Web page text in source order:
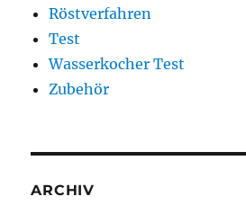
Röstverfahren
Test
Wasserkocher Test
Zubehör
ARCHIV